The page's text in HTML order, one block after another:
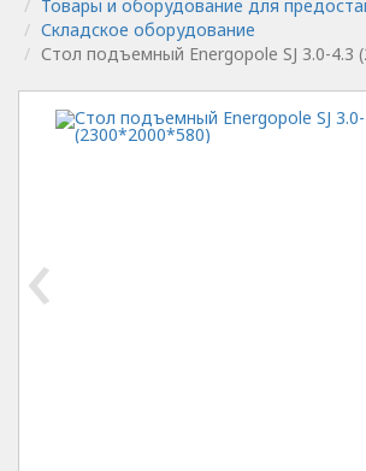
Товары и оборудование для
Складское оборудование
Стол подъемный Energopole SJ 3.0-4.3
‹